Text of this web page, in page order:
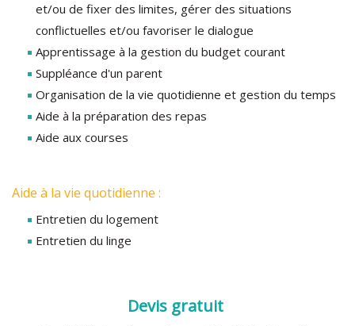
et/ou de fixer des limites, gérer des situations
conflictuelles et/ou favoriser le dialogue
Apprentissage à la gestion du budget courant
Suppléance d'un parent
Organisation de la vie quotidienne et gestion du temps
Aide à la préparation des repas
Aide aux courses
Aide à la vie quotidienne :
Entretien du logement
Entretien du linge
Devis gratuit